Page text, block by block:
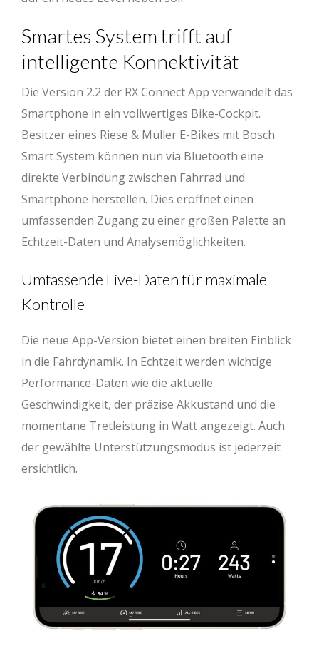
Smartes System trifft auf
intelligente Konnektivität
Die Version 2.2 der RX Connect App verwandelt das
Smartphone in ein vollwertiges Bike-Cockpit.
Besitzer eines Riese & Müller E-Bikes mit Bosch
Smart System können nun via Bluetooth eine
direkte Verbindung zwischen Fahrrad und
Smartphone herstellen. Dies eröffnet einen
umfassenden Zugang zu einer großen Palette an
Echtzeit-Daten und Analysemöglichkeiten.
Umfassende Live-Daten für maximale
Kontrolle
Die neue App-Version bietet einen breiten Einblick
in die Fahrdynamik. In Echtzeit werden wichtige
Performance-Daten wie die aktuelle
Geschwindigkeit, der präzise Akkustand und die
momentane Tretleistung in Watt angezeigt. Auch
der gewählte Unterstützungsmodus ist jederzeit
ersichtlich.